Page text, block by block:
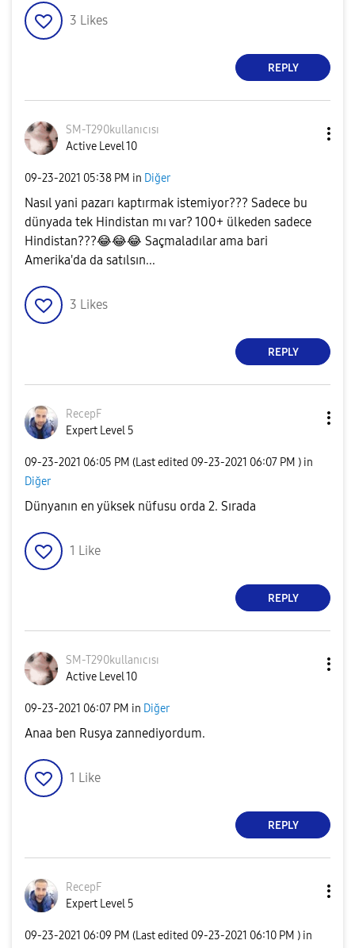
3 Likes
REPLY
SM-T290kullanıcısı
Active Level 10
‎09-23-2021 05:38 PM in Diğer
Nasıl yani pazarı kaptırmak istemiyor??? Sadece bu
dünyada tek Hindistan mı var? 100+ ülkeden sadece
Hindistan???😂😂😂 Saçmaladılar ama bari
Amerika'da da satılsın...
3 Likes
REPLY
RecepF
Expert Level 5
‎09-23-2021 06:05 PM (Last edited ‎09-23-2021 06:07 PM ) in
Diğer
Dünyanın en yüksek nüfusu orda 2. Sırada
1 Like
REPLY
SM-T290kullanıcısı
Active Level 10
‎09-23-2021 06:07 PM in Diğer
Anaa ben Rusya zannediyordum.
1 Like
REPLY
RecepF
Expert Level 5
‎09-23-2021 06:09 PM (Last edited ‎09-23-2021 06:10 PM ) in